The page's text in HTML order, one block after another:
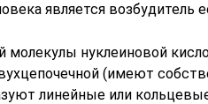
является возбудитель
молекулы нуклеиновой
(имеют
линейные или